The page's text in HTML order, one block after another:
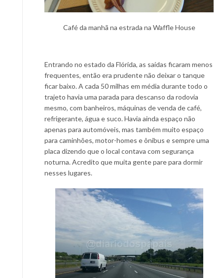
Café da manhã na estrada na Waffle House
Entrando no estado da Flórida, as saídas ficaram menos
frequentes, então era prudente não deixar o tanque
ficar baixo. A cada 50 milhas em média durante todo o
trajeto havia uma parada para descanso da rodovia
mesmo, com banheiros, máquinas de venda de café,
refrigerante, água e suco. Havia ainda espaço não
apenas para automóveis, mas também muito espaço
para caminhões, motor-homes e ônibus e sempre uma
placa dizendo que o local contava com segurança
noturna. Acredito que muita gente pare para dormir
nesses lugares.